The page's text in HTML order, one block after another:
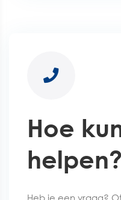
Hoe
helpen?
Heb je een vraag?